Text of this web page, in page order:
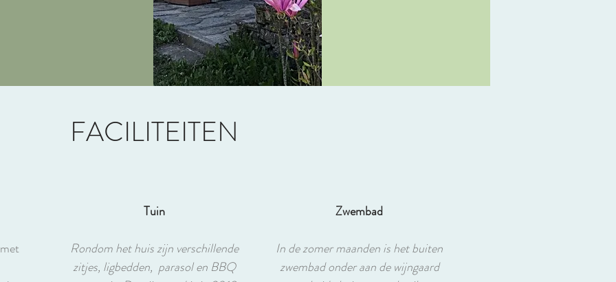
FACILITEITEN
Tuin
Rondom het huis zijn verschillende
zitjes, ligbedden, parasol en BBQ
Zwembad
In de zomer maanden is het buiten
zwembad onder aan de wijngaard